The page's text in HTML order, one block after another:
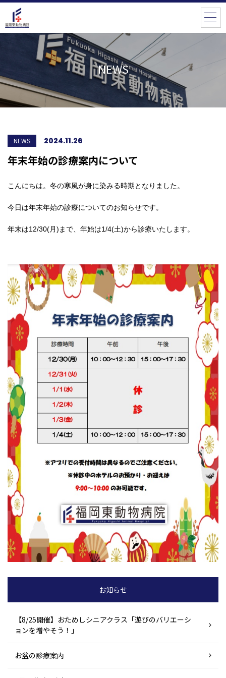
NEWS
NEWS 2024.11.26
年末年始の診療案内について
こんにちは。冬の寒風が身に染みる時期となりました。
今日は年末年始の診療についてのお知らせです。
年末は12/30(月)まで、年始は1/4(土)から診療いたします。
お知らせ
【8/25開催】おためしシニアクラス「遊びのバリエーシ
ョンを増やそう！」
お盆の診療案内